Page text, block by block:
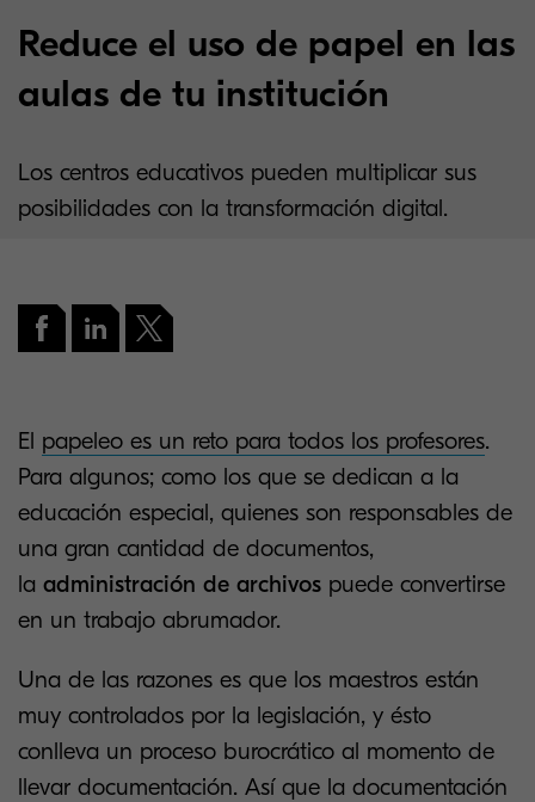
Reduce el uso de papel en las
aulas de tu institución
Los centros educativos pueden multiplicar sus
posibilidades con la transformación digital.
El papeleo es un reto para todos los profesores.
Para algunos; como los que se dedican a la
educación especial, quienes son responsables de
una gran cantidad de documentos,
la administración de archivos puede convertirse
en un trabajo abrumador.
Una de las razones es que los maestros están
muy controlados por la legislación, y ésto
conlleva un proceso burocrático al momento de
llevar documentación. Así que la documentación